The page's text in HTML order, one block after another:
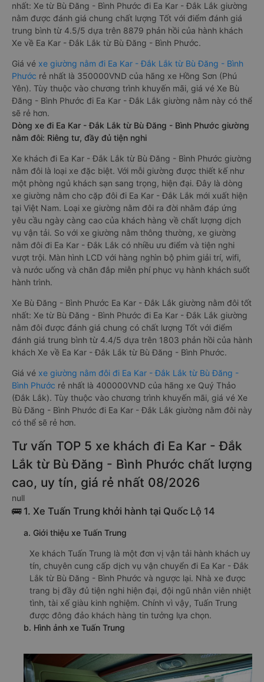
nhất: Xe từ Bù Đăng - Bình Phước đi Ea Kar - Đắk Lắk giường
nằm được đánh giá chung chất lượng Tốt với điểm đánh giá
trung bình từ 4.5/5 dựa trên 8879 phản hồi của hành khách
Xe về Ea Kar - Đắk Lắk từ Bù Đăng - Bình Phước.
Giá vé xe giường nằm đi Ea Kar - Đắk Lắk từ Bù Đăng - Bình
Phước rẻ nhất là 350000VND của hãng xe Hồng Sơn (Phú
Yên). Tùy thuộc vào chương trình khuyến mãi, giá vé Xe Bù
Đăng - Bình Phước đi Ea Kar - Đắk Lắk giường nằm này có thể
sẽ rẻ hơn.
Dòng xe đi Ea Kar - Đắk Lắk từ Bù Đăng - Bình Phước giường
nằm đôi: Riêng tư, đầy đủ tiện nghi
Xe khách đi Ea Kar - Đắk Lắk từ Bù Đăng - Bình Phước giường
nằm đôi là loại xe đặc biệt. Với mỗi giường được thiết kế như
một phòng ngủ khách sạn sang trọng, hiện đại. Đây là dòng
xe giường nằm cho cặp đôi đi Ea Kar - Đắk Lắk mới xuất hiện
tại Việt Nam. Loại xe giường nằm đôi ra đời nhằm đáp ứng
yêu cầu ngày càng cao của khách hàng về chất lượng dịch
vụ vận tải. So với xe giường nằm thông thường, xe giường
nằm đôi đi Ea Kar - Đắk Lắk có nhiều ưu điểm và tiện nghi
vượt trội. Màn hình LCD với hàng nghìn bộ phim giải trí, wifi,
và nước uống và chăn đắp miễn phí phục vụ hành khách suốt
hành trình.
Xe Bù Đăng - Bình Phước Ea Kar - Đắk Lắk giường nằm đôi tốt
nhất: Xe từ Bù Đăng - Bình Phước đi Ea Kar - Đắk Lắk giường
nằm đôi được đánh giá chung có chất lượng Tốt với điểm
đánh giá trung bình từ 4.4/5 dựa trên 1803 phản hồi của hành
khách Xe về Ea Kar - Đắk Lắk từ Bù Đăng - Bình Phước.
Giá vé xe giường nằm đôi đi Ea Kar - Đắk Lắk từ Bù Đăng -
Bình Phước rẻ nhất là 400000VND của hãng xe Quý Thảo
(Đắk Lắk). Tùy thuộc vào chương trình khuyến mãi, giá vé Xe
Bù Đăng - Bình Phước đi Ea Kar - Đắk Lắk giường nằm đôi này
có thể sẽ rẻ hơn.
Tư vấn TOP 5 xe khách đi Ea Kar - Đắk
Lắk từ Bù Đăng - Bình Phước chất lượng
cao, uy tín, giá rẻ nhất 08/2026
null
🚌 1. Xe Tuấn Trung khởi hành tại Quốc Lộ 14
a. Giới thiệu xe Tuấn Trung
Xe khách Tuấn Trung là một đơn vị vận tải hành khách uy
tín, chuyên cung cấp dịch vụ vận chuyển đi Ea Kar - Đắk
Lắk từ Bù Đăng - Bình Phước và ngược lại. Nhà xe được
trang bị đầy đủ tiện nghi hiện đại, đội ngũ nhân viên nhiệt
tình, tài xế giàu kinh nghiệm. Chính vì vậy, Tuấn Trung
được đông đảo khách hàng tin tưởng lựa chọn.
b. Hình ảnh xe Tuấn Trung